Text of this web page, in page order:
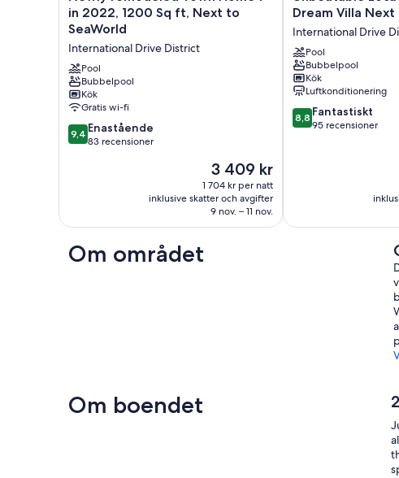
remodeled
Town
Home
7
in
2022,
1200
Sq
ft,
Next
in 2022, 1200 Sq ft, Next to
SeaWorld
International Drive District
Pool
Bubbelpool
Kök
Gratis wi-fi
9.4
av
9,4 Enastående
83 recensioner
Priset
är
3 409 kr
3 409 kr
1 704 kr per natt
inklusive skatter och avgifter
9 nov. – 11 nov.
Location:
Dream
Villa
Next
to
SeaWorld
International
Drive
Dream Villa
International Drive
Pool
Bubbelpool
Kök
Luftkonditionering
8.8
av
8,8 Fantastiskt
95 recensioner
Om området
Om boendet